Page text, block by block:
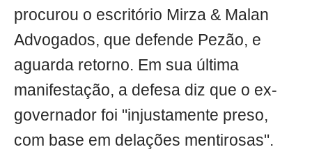
procurou o escritório Mirza & Malan
Advogados, que defende Pezão, e
aguarda retorno. Em sua última
manifestação, a defesa diz que o ex-
governador foi "injustamente preso,
com base em delações mentirosas".